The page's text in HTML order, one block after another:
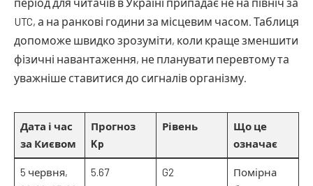
період для читачів в Україні припадає не на північ за
UTC, а на ранкові години за місцевим часом. Таблиця
допоможе швидко зрозуміти, коли краще зменшити
фізичні навантаження, не планувати перевтому та
уважніше ставитися до сигналів організму.
Дата і час
за Києвом
Прогноз
Kp
Рівень
Що це
означає
5 червня,
5.67 G2
Помірна